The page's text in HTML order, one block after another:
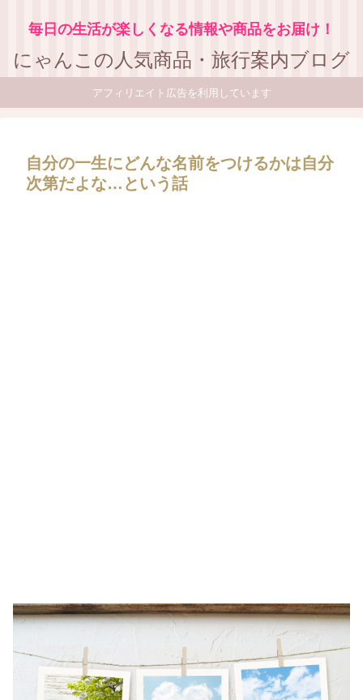
毎日の生活が楽しくなる情報や商品をお届け！
にゃんこの人気商品・旅行案内ブログ
アフィリエイト広告を利用しています
自分の一生にどんな名前をつけるかは自分
次第だよな…という話